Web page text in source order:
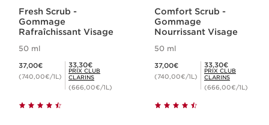
Fresh Scrub -
Gommage
Rafraîchissant Visage
50 ml
37,00€
(740,00€/1L)
Prix Club Clarins 33,30€
33,30€
PRIX CLUB
CLARINS
(666,00€/1L)
Comfort Scrub -
Gommage
Nourrissant Visage
50 ml
37,00€
(740,00€/1L)
Prix Club Clarins 33,30€
33,30€
PRIX CLUB
CLARINS
(666,00€/1L)